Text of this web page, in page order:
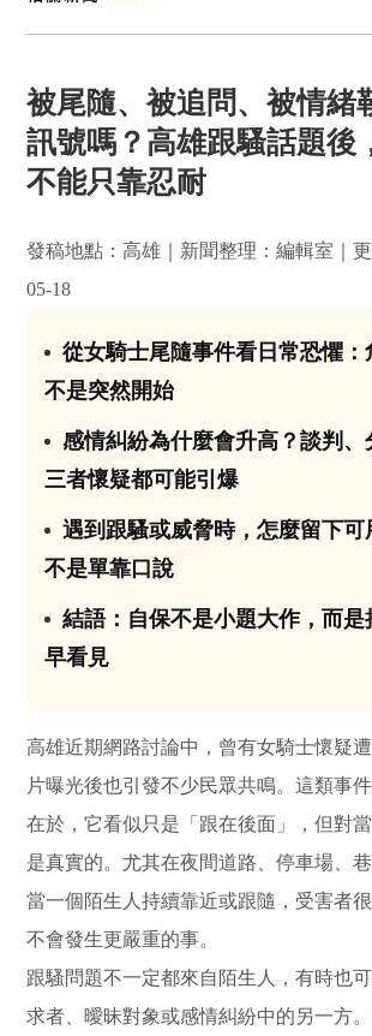
被尾隨、被追問、被情緒
訊號嗎？高雄跟騷話題後
不能只靠忍耐
發稿地點：高雄｜新聞整理：編輯室｜
05-18
從女騎士尾隨事件看日常恐懼：
不是突然開始
感情糾紛為什麼會升高？談判、
三者懷疑都可能引爆
遇到跟騷或威脅時，怎麼留下可
不是單靠口說
結語：自保不是小題大作，而是
早看見
高雄近期網路討論中，曾有女騎士懷疑
片曝光後也引發不少民眾共鳴。這類事
在於，它看似只是「跟在後面」，但對
是真實的。尤其在夜間道路、停車場、
當一個陌生人持續靠近或跟隨，受害者
不會發生更嚴重的事。
跟騷問題不一定都來自陌生人，有時也
求者、曖昧對象或感情糾紛中的另一方